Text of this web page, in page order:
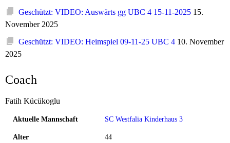
Geschützt: VIDEO: Auswärts gg UBC 4 15-11-2025 15.
November 2025
Geschützt: VIDEO: Heimspiel 09-11-25 UBC 4 10. November
2025
Coach
Fatih Kücükoglu
Aktuelle Mannschaft SC Westfalia Kinderhaus 3
Alter 44